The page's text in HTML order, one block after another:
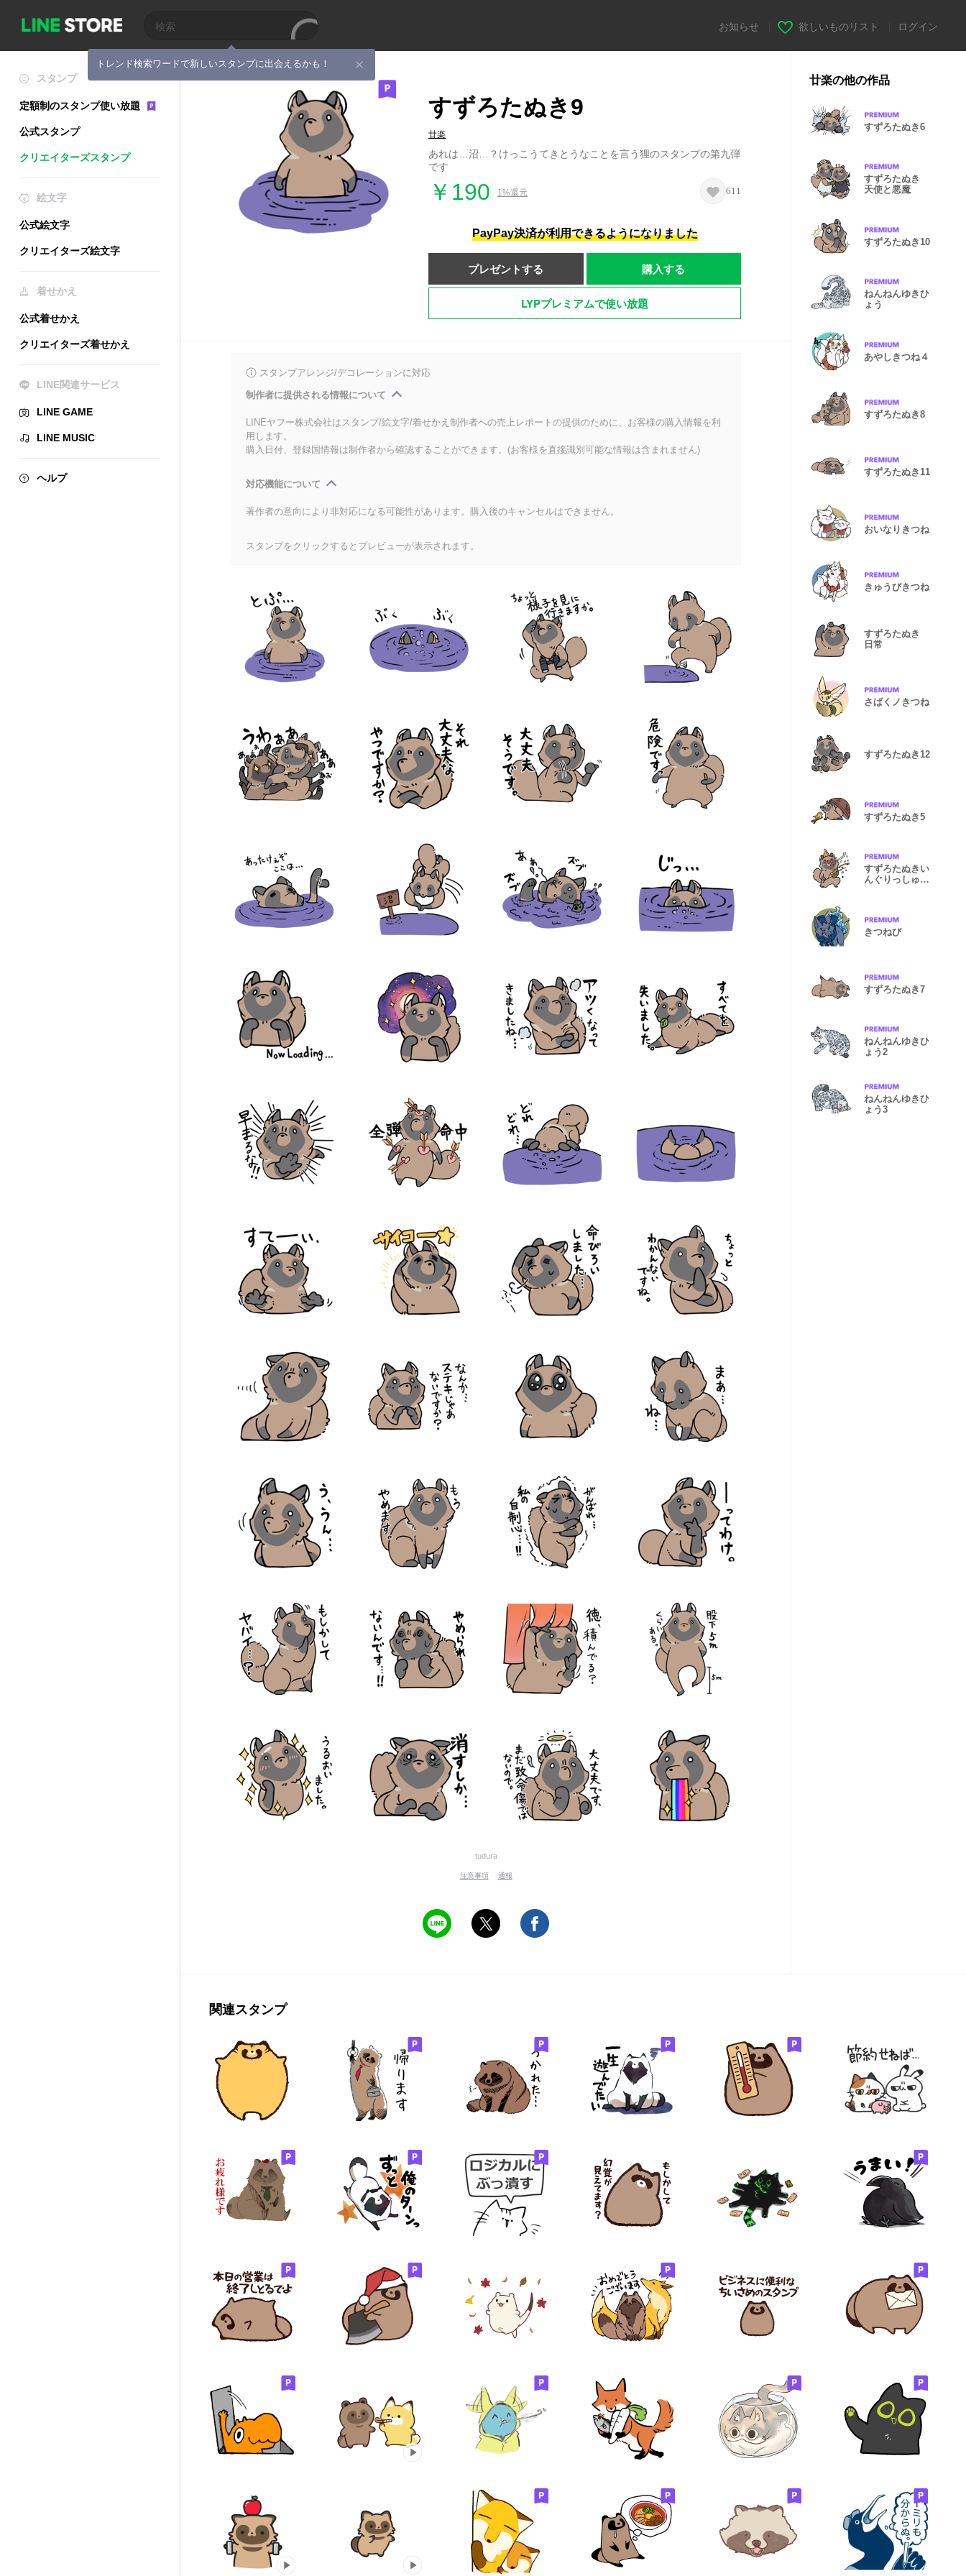
トレンド検索ワードで新しいスタンプに出会えるかも！
お知らせ 欲しいものリスト ログイン
スタンプ
定額制のスタンプ使い放題
公式スタンプ
クリエイターズスタンプ
絵文字
公式絵文字
クリエイターズ絵文字
着せかえ
公式着せかえ
クリエイターズ着せかえ
LINE関連サービス
LINE GAME
LINE MUSIC
ヘルプ
すずろたぬき9
廿楽
あれは…沼…？けっこうてきとうなことを言う狸のスタンプの第九弾
です
￥190 1%還元 611
PayPay決済が利用できるようになりました
プレゼントする 購入する
LYPプレミアムで使い放題
スタンプアレンジ/デコレーションに対応
制作者に提供される情報について
LINEヤフー株式会社はスタンプ/絵文字/着せかえ制作者への売上レポートの提供のために、お客様の購入情報を利
用します。
購入日付、登録国情報は制作者から確認することができます。(お客様を直接識別可能な情報は含まれません)
対応機能について
著作者の意向により非対応になる可能性があります。購入後のキャンセルはできません。
スタンプをクリックするとプレビューが表示されます。
tudura
注意事項 通報
廿楽の他の作品
すずろたぬき6
すずろたぬき
天使と悪魔
すずろたぬき10
ねんねんゆきひ
ょう
あやしきつね４
すずろたぬき8
すずろたぬき11
おいなりきつね
きゅうびきつね
すずろたぬき
日常
さばくノきつね
すずろたぬき12
すずろたぬき5
すずろたぬきい
んぐりっしゅ
きつねび
すずろたぬき7
ねんねんゆきひ
ょう2
ねんねんゆきひ
ょう3
関連スタンプ